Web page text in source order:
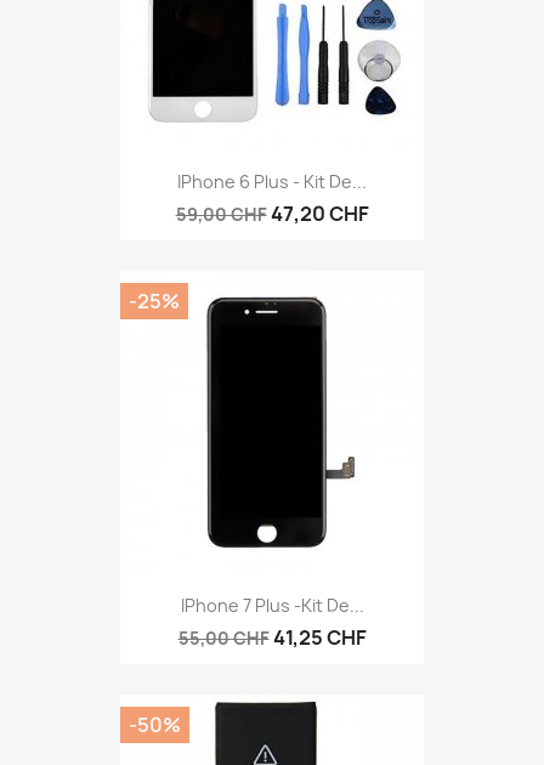
IPhone 6 Plus - Kit De...
59,00 CHF47,20 CHF
IPhone 7 Plus -Kit De...
55,00 CHF41,25 CHF
-25%
-50%